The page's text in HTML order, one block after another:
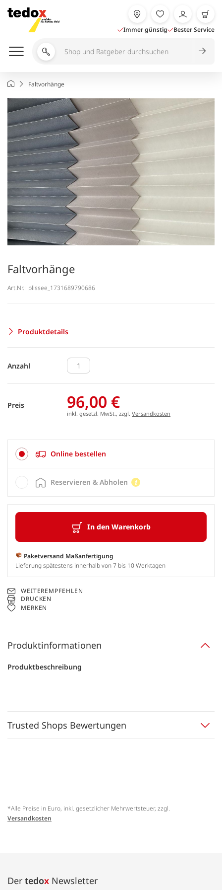
Inhalt
springen
Immer günstig Bester Service
Shop
durchsuchen
StartseiteFaltvorhänge
Faltvorhänge
Art.Nr.: plissee_1731689790686
Produktdetails
Anzahl
Preis 96,00 €
inkl. gesetzl. MwSt., zzgl. Versandkosten
Online bestellen
In den Warenkorb
Paketversand Maßanfertigung
Lieferung spätestens innerhalb von 7 bis 10 Werktagen
Reservieren & Abholen
WEITEREMPFEHLEN
DRUCKEN
MERKEN
Produktinformationen
Produktbeschreibung
Trusted Shops Bewertungen
*Alle Preise in Euro, inkl. gesetzlicher Mehrwertsteuer, zzgl.
Versandkosten
Der tedox Newsletter